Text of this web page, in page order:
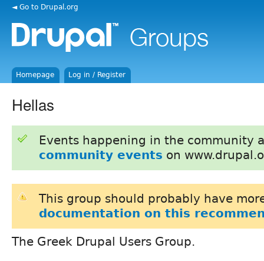
◄ Go to Drupal.org
Homepage Log in / Register
Hellas
Events happening in the community
community events on
This group should probably have
documentation on this
The Greek Drupal Users Group.